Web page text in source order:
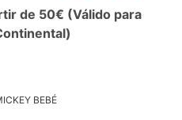
de 50€ (Válido para
BEBÉ